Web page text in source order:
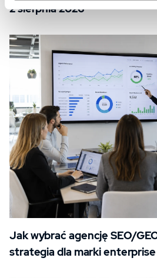
2 sierpnia 2026
Jak wybrać agencję SEO/
strategia dla marki enterprise